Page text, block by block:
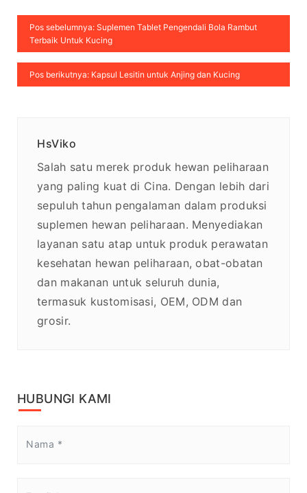
Pos sebelumnya: Suplemen Tablet Pengendali Bola Rambut
Terbaik Untuk Kucing
Pos berikutnya: Kapsul Lesitin untuk Anjing dan Kucing
HsViko
Salah satu merek produk hewan peliharaan
yang paling kuat di Cina. Dengan lebih dari
sepuluh tahun pengalaman dalam produksi
suplemen hewan peliharaan. Menyediakan
layanan satu atap untuk produk perawatan
kesehatan hewan peliharaan, obat-obatan
dan makanan untuk seluruh dunia,
termasuk kustomisasi, OEM, ODM dan
grosir.
HUBUNGI KAMI